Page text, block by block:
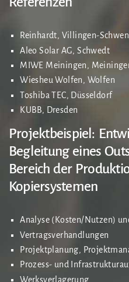
Reinhardt, Villingen-
Aleo Solar AG, Schwedt
MIWE Meiningen,
Wiesheu Wolfen, Wolfen
Toshiba TEC, Düsseldorf
KUBB, Dresden
Projektbeispiel:
Begleitung eines
Bereich der
Kopiersystemen
Analyse (Kosten/Nutzen)
Vertragsverhandlungen
Projektplanung,
Prozess- und
Werksverlagerung